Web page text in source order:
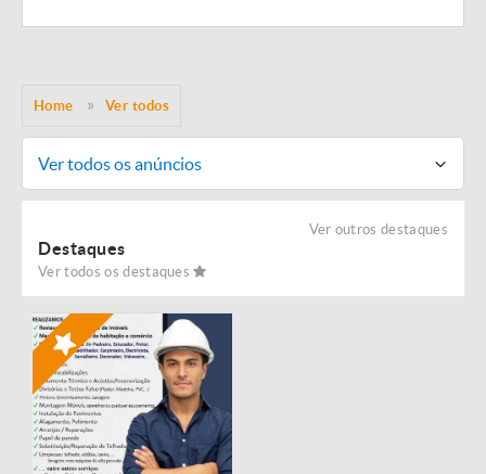
Home Ver todos
Ver todos os anúncios
Ver outros destaques
Destaques
Ver todos os destaques